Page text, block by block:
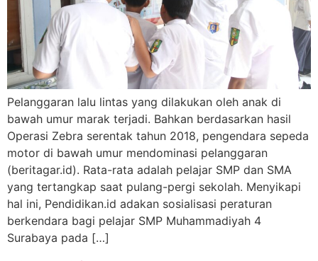
Pelanggaran lalu lintas yang dilakukan oleh anak di
bawah umur marak terjadi. Bahkan berdasarkan hasil
Operasi Zebra serentak tahun 2018, pengendara sepeda
motor di bawah umur mendominasi pelanggaran
(beritagar.id). Rata-rata adalah pelajar SMP dan SMA
yang tertangkap saat pulang-pergi sekolah. Menyikapi
hal ini, Pendidikan.id adakan sosialisasi peraturan
berkendara bagi pelajar SMP Muhammadiyah 4
Surabaya pada […]